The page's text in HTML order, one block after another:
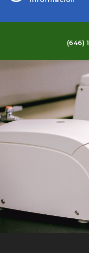
(646)